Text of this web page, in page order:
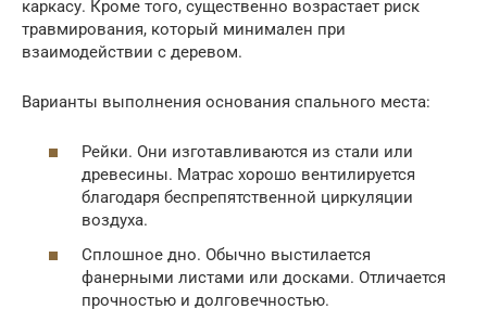
каркасу. Кроме того, существенно возрастает риск
травмирования, который минимален при
взаимодействии с деревом.
Варианты выполнения основания спального места:
Рейки. Они изготавливаются из стали или
древесины. Матрас хорошо вентилируется
благодаря беспрепятственной циркуляции
воздуха.
Сплошное дно. Обычно выстилается
фанерными листами или досками. Отличается
прочностью и долговечностью.